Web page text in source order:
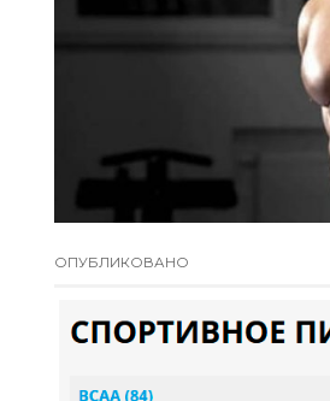
ОПУБЛИКОВАНО